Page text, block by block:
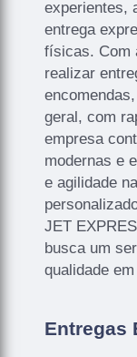
experientes,
entrega
físicas. Com
realizar
geral, com
empresa
modernas e
e agilidade
JET
busca um
qualidade
Entregas